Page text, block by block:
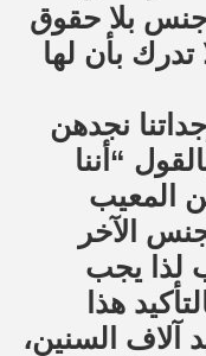
بلا حقوق
تدرك بأن لها
نجدهن
“أننا
المعيب
الآخر
لذا يجب
هذا
آلاف السنين،